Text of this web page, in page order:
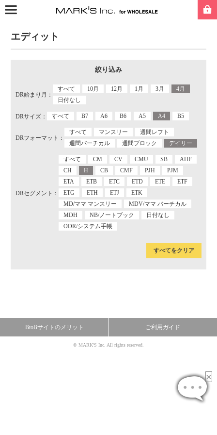
エディット
絞り込み
DR始まり月：
すべて 10月 12月 1月 3月
4月
日付なし
DRサイズ： すべて B7 A6 B6 A5 A4 B5
DRフォーマット：
すべて マンスリー
週間レフト
週間バーチカル
週間ブロック デイリー
DRセグメント：
すべて CM CV CMU SB
AHF
CH
H CB CMF PJH
PJM
ETA
ETB ETC ETD ETE
ETF
ETG
ETH ETJ
ETK
MD/ママ マンスリー
MDV/ママ バーチカル
MDH
NB/ノートブック
日付なし
ODR/システム手帳
すべてをクリア
BtoBサイトのメリット ご利用ガイド
© MARK'S Inc. All rights reserved.